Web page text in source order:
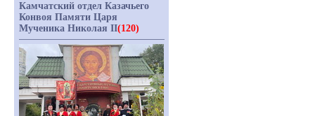
Камчатский отдел Казачьего
Конвоя Памяти Царя
Мученика Николая II(120)